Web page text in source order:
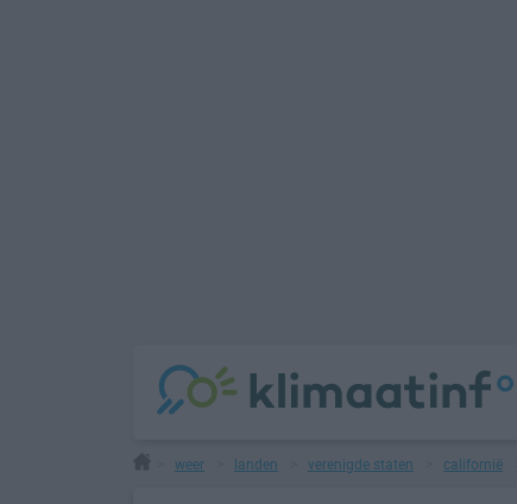
weer landen verenigde staten californië